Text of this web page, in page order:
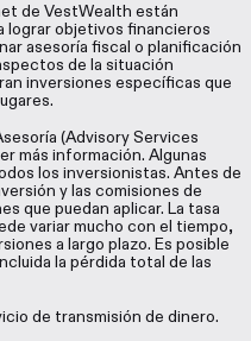
de VestWealth están
lograr objetivos financieros
asesoría fiscal o planificación
de la situación
inversiones específicas que
(Advisory Services
más información. Algunas
los inversionistas. Antes de
y las comisiones de
que puedan aplicar. La tasa
variar mucho con el tiempo,
a largo plazo. Es posible
la pérdida total de las
de transmisión de dinero.